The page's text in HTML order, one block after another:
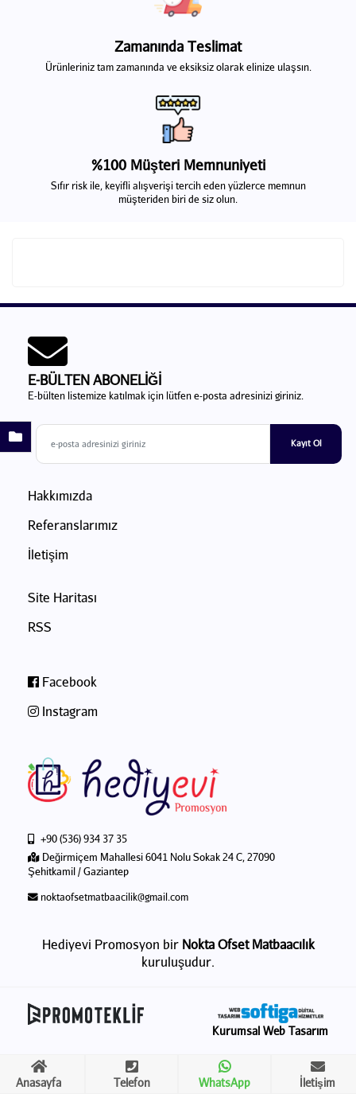
Anasayfa Telefon WhatsApp İletişim
Zamanında Teslimat
Ürünleriniz tam zamanında ve eksiksiz olarak elinize ulaşsın.
%100 Müşteri Memnuniyeti
Sıfır risk ile, keyifli alışverişi tercih eden yüzlerce memnun
müşteriden biri de siz olun.
E-BÜLTEN ABONELİĞİ
E-bülten listemize katılmak için lütfen e-posta adresinizi giriniz.
Kayıt Ol
Hakkımızda
Referanslarımız
İletişim
Site Haritası
RSS
Facebook
Instagram
+90 (536) 934 37 35
Değirmiçem Mahallesi 6041 Nolu Sokak 24 C, 27090
Şehitkamil / Gaziantep
noktaofsetmatbaacilik@gmail.com
Hediyevi Promosyon bir Nokta Ofset Matbaacılık
kuruluşudur.
Kurumsal Web Tasarım